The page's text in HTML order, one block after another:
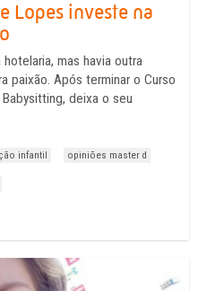
Lopes investe na
mas havia outra
paixão. Após terminar o Curso
deixa o seu
infantil opiniões master d